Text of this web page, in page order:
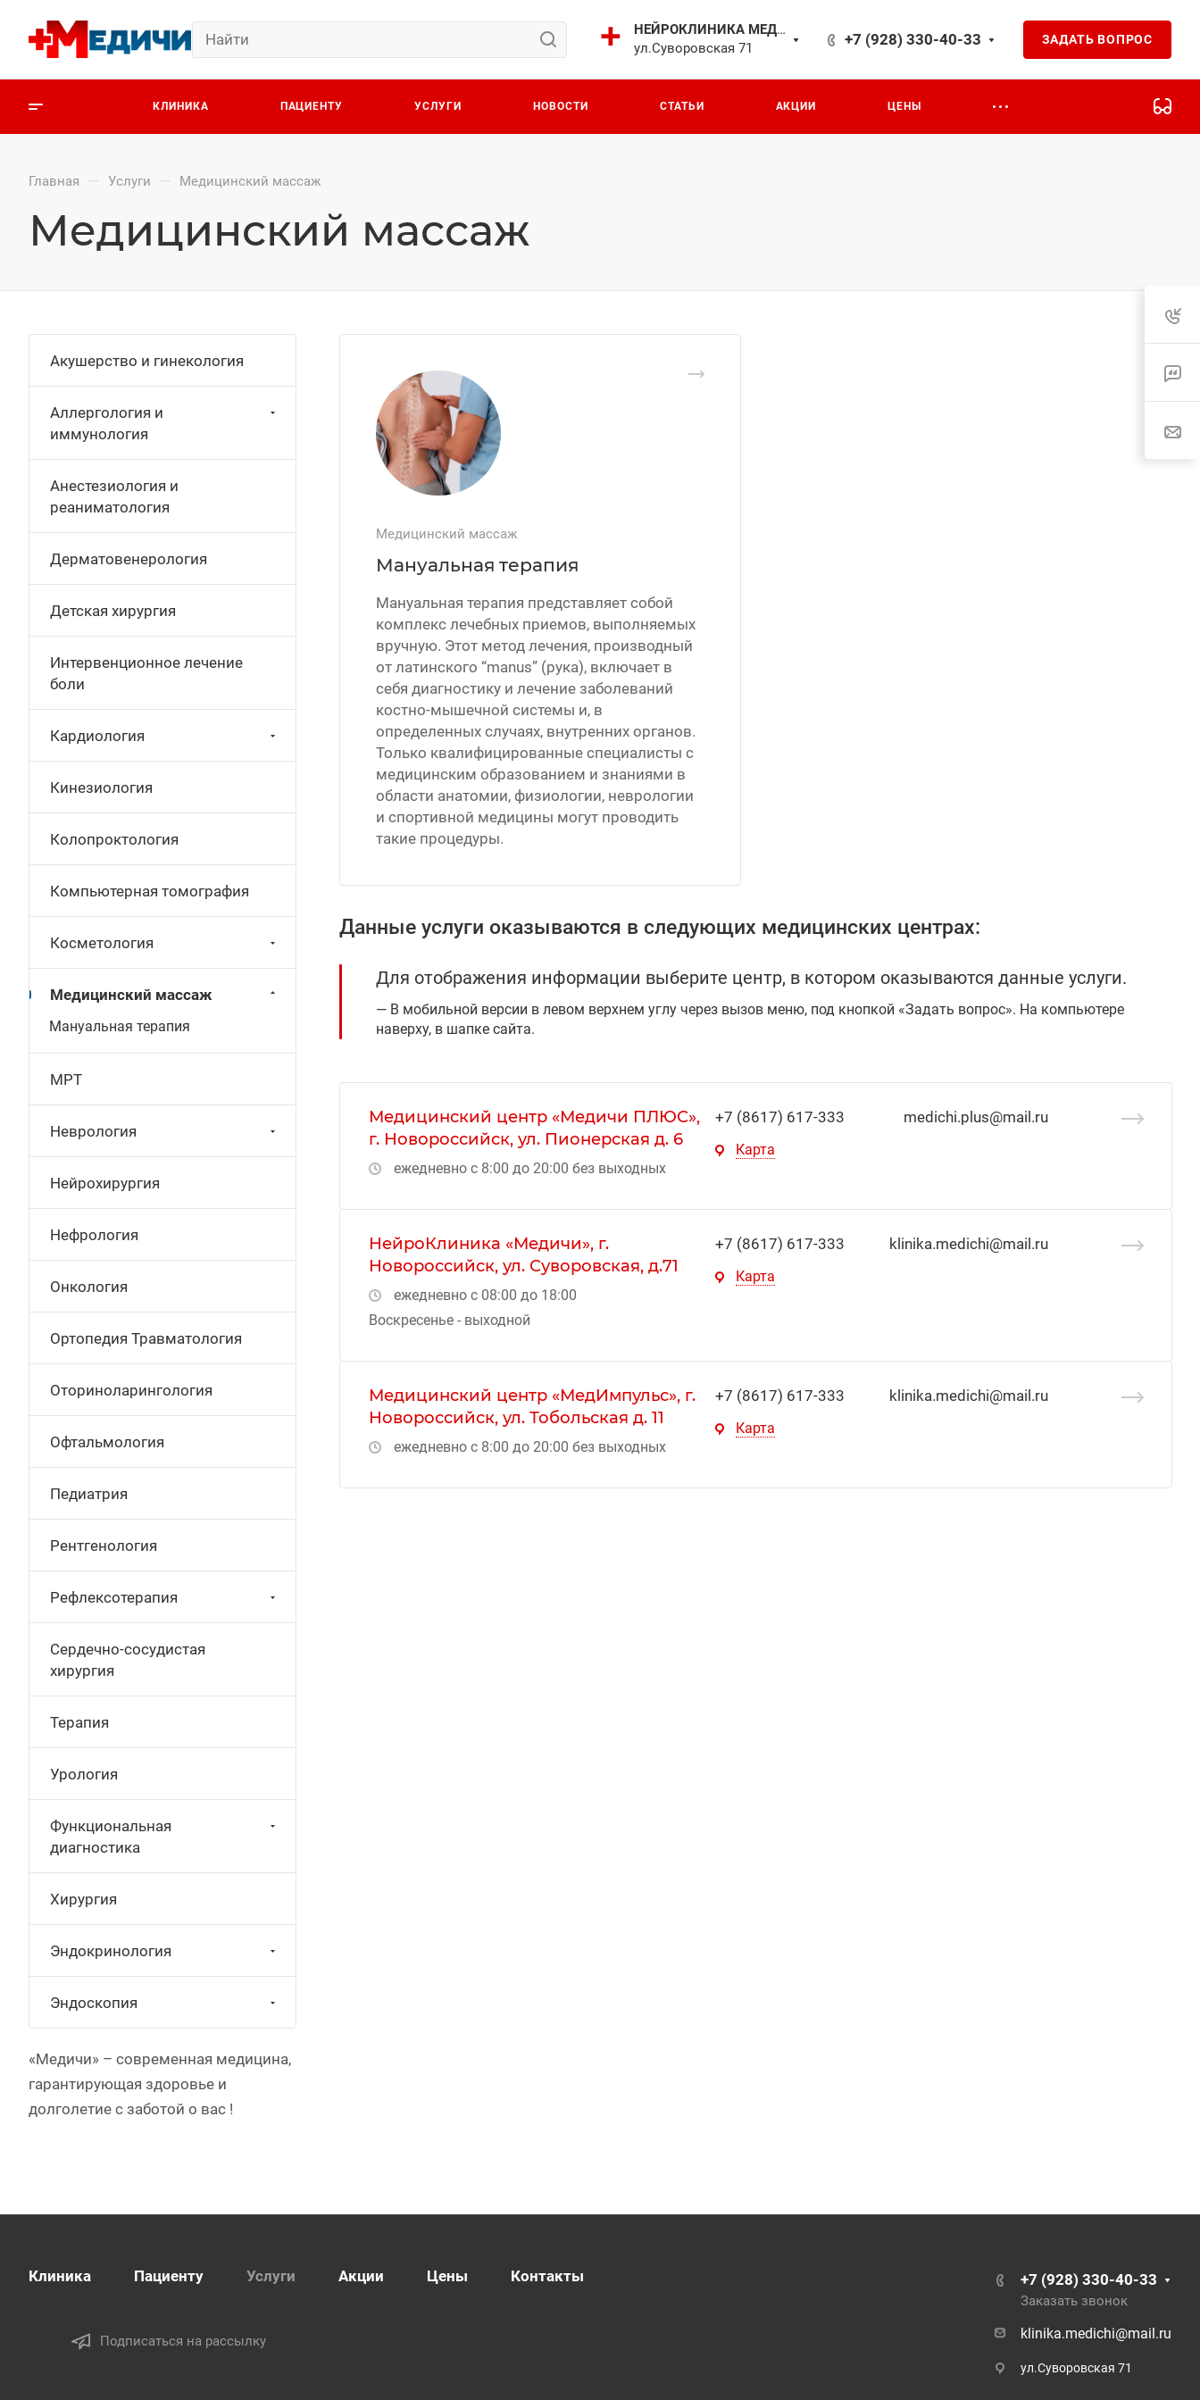
НЕЙРОКЛИНИКА МЕДИЧИ
ул.Суворовская 71
+7 (928) 330-40-33 ЗАДАТЬ ВОПРОС
КЛИНИКА ПАЦИЕНТУ УСЛУГИ НОВОСТИ СТАТЬИ АКЦИИ ЦЕНЫ
Главная — Услуги — Медицинский массаж
Медицинский массаж
Медицинский массаж
Мануальная терапия
Мануальная терапия представляет собой
комплекс лечебных приемов, выполняемых
вручную. Этот метод лечения, производный
от латинского “manus” (рука), включает в
себя диагностику и лечение заболеваний
костно-мышечной системы и, в
определенных случаях, внутренних органов.
Только квалифицированные специалисты с
медицинским образованием и знаниями в
области анатомии, физиологии, неврологии
и спортивной медицины могут проводить
такие процедуры.
Данные услуги оказываются в следующих медицинских центрах:
Для отображения информации выберите центр, в котором оказываются данные услуги.
В мобильной версии в левом верхнем углу через вызов меню, под кнопкой «Задать вопрос». На компьютере
наверху, в шапке сайта.
Медицинский центр «Медичи ПЛЮС»,
г. Новороссийск, ул. Пионерская д. 6
ежедневно с 8:00 до 20:00 без выходных
+7 (8617) 617-333 medichi.plus@mail.ru
Карта
НейроКлиника «Медичи», г.
Новороссийск, ул. Суворовская, д.71
ежедневно с 08:00 до 18:00
Воскресенье - выходной
+7 (8617) 617-333 klinika.medichi@mail.ru
Карта
Медицинский центр «МедИмпульс», г.
Новороссийск, ул. Тобольская д. 11
ежедневно с 8:00 до 20:00 без выходных
+7 (8617) 617-333 klinika.medichi@mail.ru
Карта
Акушерство и гинекология
Аллергология и
иммунология
Анестезиология и
реаниматология
Дерматовенерология
Детская хирургия
Интервенционное лечение
боли
Кардиология
Кинезиология
Колопроктология
Компьютерная томография
Косметология
Медицинский массаж
Мануальная терапия
МРТ
Неврология
Нейрохирургия
Нефрология
Онкология
Ортопедия Травматология
Оториноларингология
Офтальмология
Педиатрия
Рентгенология
Рефлексотерапия
Сердечно-сосудистая
хирургия
Терапия
Урология
Функциональная
диагностика
Хирургия
Эндокринология
Эндоскопия
«Медичи» – современная медицина,
гарантирующая здоровье и
долголетие c заботой о вас !
Клиника Пациенту Услуги Акции Цены Контакты
Подписаться на рассылку
+7 (928) 330-40-33
Заказать звонок
klinika.medichi@mail.ru
ул.Суворовская 71